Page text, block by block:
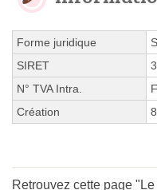
Forme juridique
SIRET
N° TVA Intra.
Création
Retrouvez cette page